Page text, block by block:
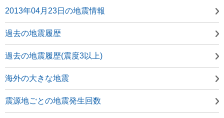
2013年04月23日の地震情報
過去の地震履歴
過去の地震履歴(震度3以上)
海外の大きな地震
震源地ごとの地震発生回数